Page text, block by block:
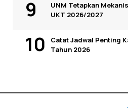
UNM Tetapkan
UKT 2026/2027
Catat Jadwal Penting
Tahun 2026